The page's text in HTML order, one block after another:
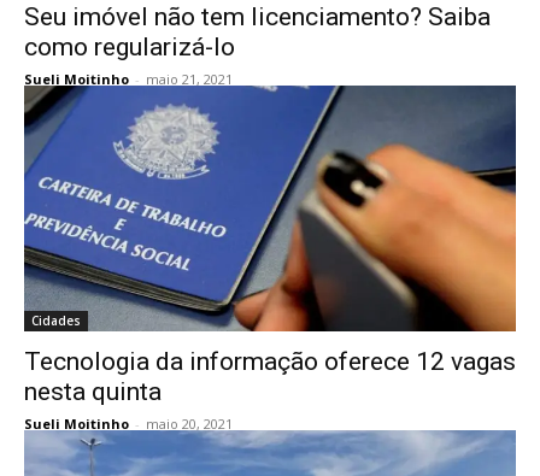
Seu imóvel não tem licenciamento? Saiba
como regularizá-lo
Sueli Moitinho - maio 21, 2021
Cidades
Tecnologia da informação oferece 12 vagas
nesta quinta
Sueli Moitinho - maio 20, 2021